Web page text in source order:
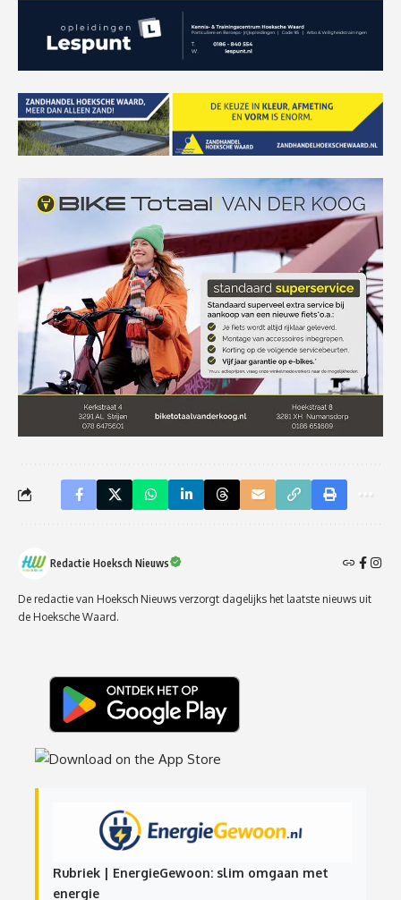
Redactie Hoeksch Nieuws
De redactie van Hoeksch Nieuws verzorgt dagelijks het laatste nieuws uit
de Hoeksche Waard.
Rubriek | EnergieGewoon: slim omgaan met
energie